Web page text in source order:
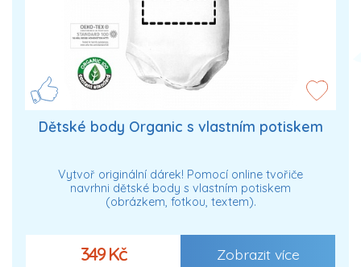
Dětské body Organic s vlastním potiskem
Vytvoř originální dárek! Pomocí online tvořiče
navrhni dětské body s vlastním potiskem
(obrázkem, fotkou, textem).
349 Kč Zobrazit více